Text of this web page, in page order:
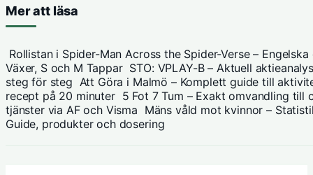
Mer att läsa
Rollistan i Spider-Man Across the Spider-Verse –
Växer, S och M Tappar STO: VPLAY-B – Aktuell
steg för steg Att Göra i Malmö – Komplett guide till
recept på 20 minuter 5 Fot 7 Tum – Exakt omvandling till
tjänster via AF och Visma Mäns våld mot kvinnor –
Guide, produkter och dosering